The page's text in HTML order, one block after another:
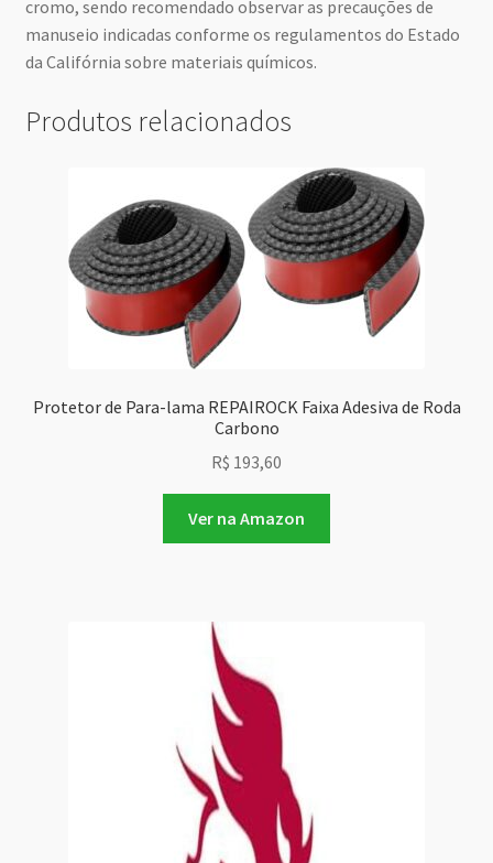
cromo, sendo recomendado observar as precauções de
manuseio indicadas conforme os regulamentos do Estado
da Califórnia sobre materiais químicos.
Produtos relacionados
Protetor de Para-lama REPAIROCK Faixa Adesiva de Roda
Carbono
R$ 193,60
Ver na Amazon